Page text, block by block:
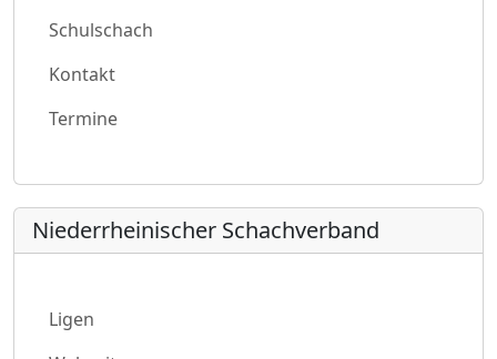
Schulschach
Kontakt
Termine
Niederrheinischer Schachverband
Ligen